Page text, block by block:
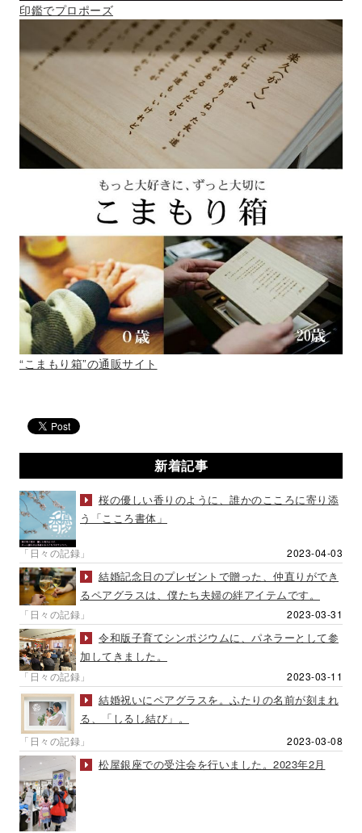
印鑑でプロポーズ
“こまもり箱”の通販サイト
新着記事
桜の優しい香りのように、誰かのこころに寄り添
う「こころ書体」
「日々の記録」 2023-04-03
結婚記念日のプレゼントで贈った、仲直りができ
るペアグラスは、僕たち夫婦の絆アイテムです。
「日々の記録」 2023-03-31
令和版子育てシンポジウムに、パネラーとして参
加してきました。
「日々の記録」 2023-03-11
結婚祝いにペアグラスを。ふたりの名前が刻まれ
る、「しるし結び」。
「日々の記録」 2023-03-08
松屋銀座での受注会を行いました。2023年2月